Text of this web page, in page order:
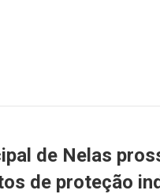
de Nelas
de proteção